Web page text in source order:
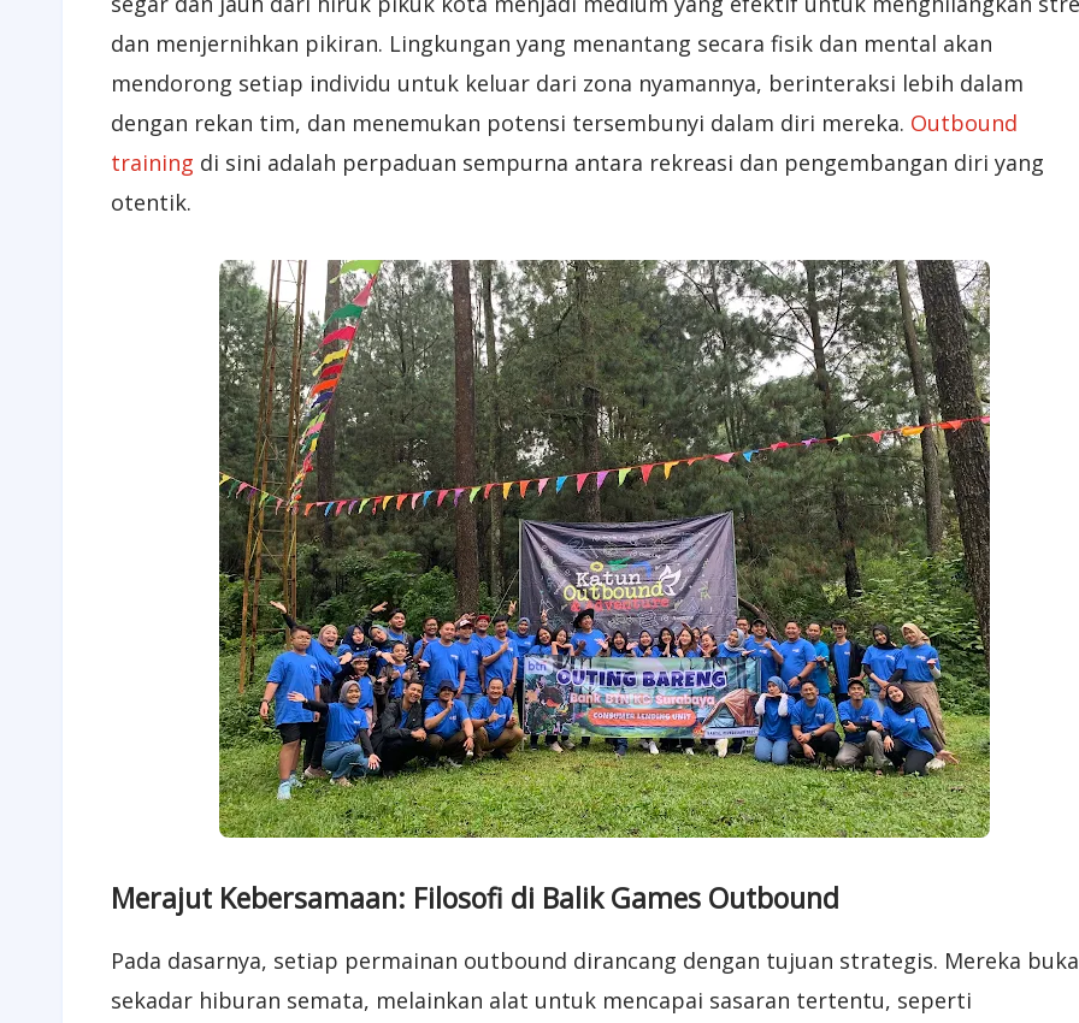
dan menjernihkan pikiran. Lingkungan yang menantang secara fisik dan mental akan
mendorong setiap individu untuk keluar dari zona nyamannya, berinteraksi lebih dalam
dengan rekan tim, dan menemukan potensi tersembunyi dalam diri mereka. Outbound
training di sini adalah perpaduan sempurna antara rekreasi dan pengembangan diri yang
otentik.
Merajut Kebersamaan: Filosofi di Balik Games Outbound
Pada dasarnya, setiap permainan outbound dirancang dengan tujuan strategis. Mereka
sekadar hiburan semata, melainkan alat untuk mencapai sasaran tertentu, seperti